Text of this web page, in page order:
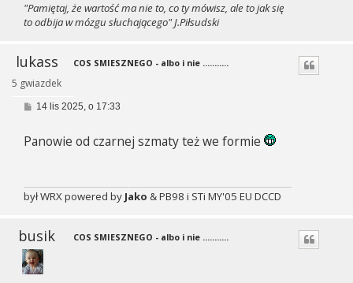
"Pamiętaj, że wartość ma nie to, co ty mówisz, ale to jak się
to odbija w mózgu słuchającego" J.Piłsudski
lukass
5 gwiazdek
COS SMIESZNEGO - albo i nie ...........
P
t
14 lis 2025, o 17:33
Panowie od czarnej szmaty też we formie
był WRX powered by Jako & PB98 i STi MY'05 EU DCCD
busik COS SMIESZNEGO - albo i nie ...........